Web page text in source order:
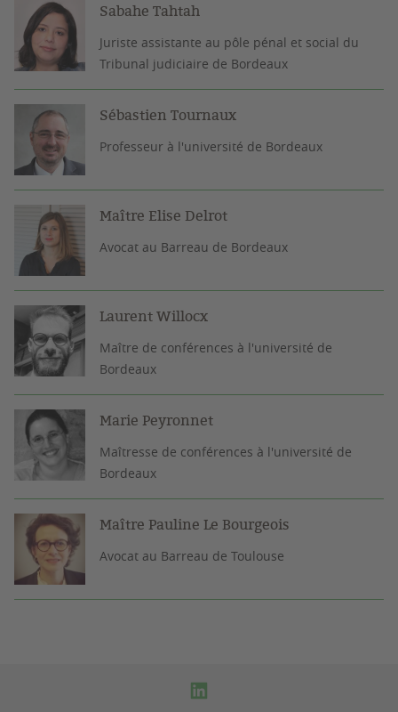
Sabahe Tahtah
Juriste assistante au pôle pénal et social du
Tribunal judiciaire de Bordeaux
Sébastien Tournaux
Professeur à l'université de Bordeaux
Maître Elise Delrot
Avocat au Barreau de Bordeaux
Laurent Willocx
Maître de conférences à l'université de
Bordeaux
Marie Peyronnet
Maîtresse de conférences à l'université de
Bordeaux
Maître Pauline Le Bourgeois
Avocat au Barreau de Toulouse